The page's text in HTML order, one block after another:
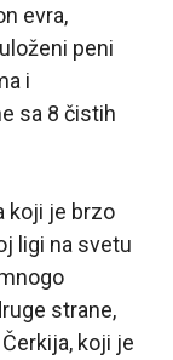
evra,
peni
i
sa 8 čistih
koji je brzo
ligi na svetu
strane,
koji je